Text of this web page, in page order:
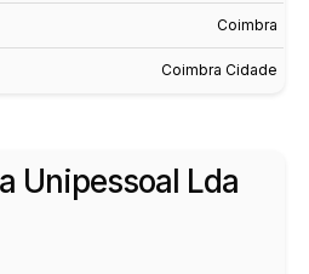
Coimbra
Coimbra Cidade
Unipessoal Lda